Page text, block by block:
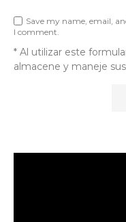
Save my name, email,
I comment.
* Al utilizar este
almacene y maneje